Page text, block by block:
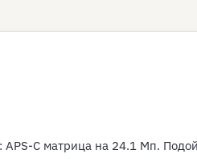
C матрица на 24.1 Мп.